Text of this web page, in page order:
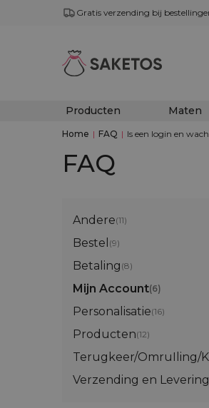
Gratis verzending bij
Producten Maten
Home | FAQ | Is een login en
FAQ
Andere(11)
Bestel (9)
Betaling (8)
Mijn Account(6)
Personalisatie(16)
Producten(12)
Terugkeer/OmruIling/
Verzending en Levering